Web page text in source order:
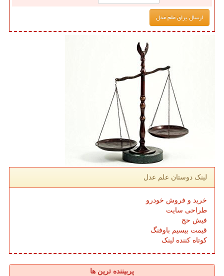
لینک دوستان علم عدل
خرید و فروش خودرو
طراحی سایت
فیش حج
قیمت بیسیم باوفنگ
کوتاه کننده لینک
پربیننده ترین ها